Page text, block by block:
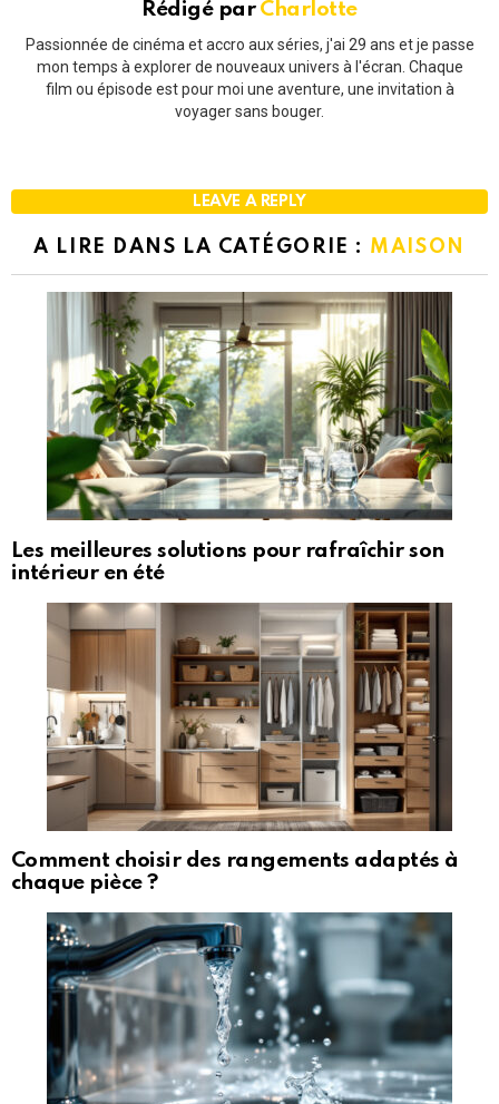
Rédigé par Charlotte
Passionnée de cinéma et accro aux séries, j'ai 29 ans et je passe
mon temps à explorer de nouveaux univers à l'écran. Chaque
film ou épisode est pour moi une aventure, une invitation à
voyager sans bouger.
LEAVE A REPLY
A LIRE DANS LA CATÉGORIE : MAISON
Les meilleures solutions pour rafraîchir son
intérieur en été
Comment choisir des rangements adaptés à
chaque pièce ?